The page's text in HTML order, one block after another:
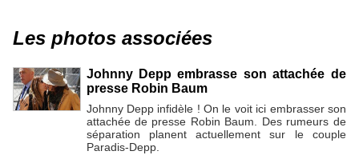
Les photos associées
Johnny Depp embrasse son attachée de
presse Robin Baum
Johnny Depp infidèle ! On le voit ici embrasser son
attachée de presse Robin Baum. Des rumeurs de
séparation planent actuellement sur le couple
Paradis-Depp.